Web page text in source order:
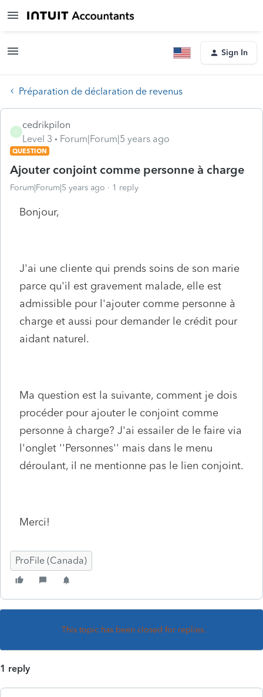
Sign In
Préparation de déclaration de revenus
C
cedrikpilon
Level 3
Forum|Forum|5 years ago
QUESTION
Ajouter conjoint comme personne à charge
Forum|Forum|5 years ago 1 reply
Bonjour,
J'ai une cliente qui prends soins de son marie
parce qu'il est gravement malade, elle est
admissible pour l'ajouter comme personne à
charge et aussi pour demander le crédit pour
aidant naturel.
Ma question est la suivante, comment je dois
procéder pour ajouter le conjoint comme
personne à charge? J'ai essailer de le faire via
l'onglet ''Personnes'' mais dans le menu
déroulant, il ne mentionne pas le lien conjoint.
Merci!
ProFile (Canada)
This topic has been closed for replies.
1 reply